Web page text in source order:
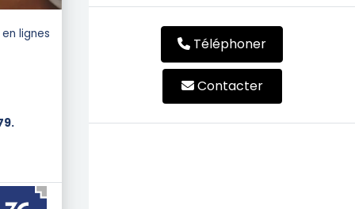
lignes
Téléphoner
Contacter